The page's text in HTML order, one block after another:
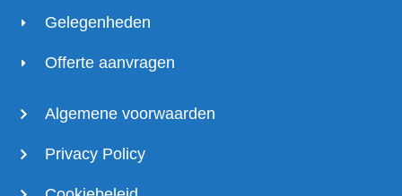
Gelegenheden
Offerte aanvragen
Algemene voorwaarden
Privacy Policy